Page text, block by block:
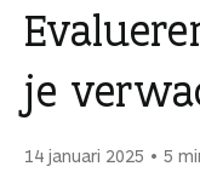
e
je
14 januari 2025 5